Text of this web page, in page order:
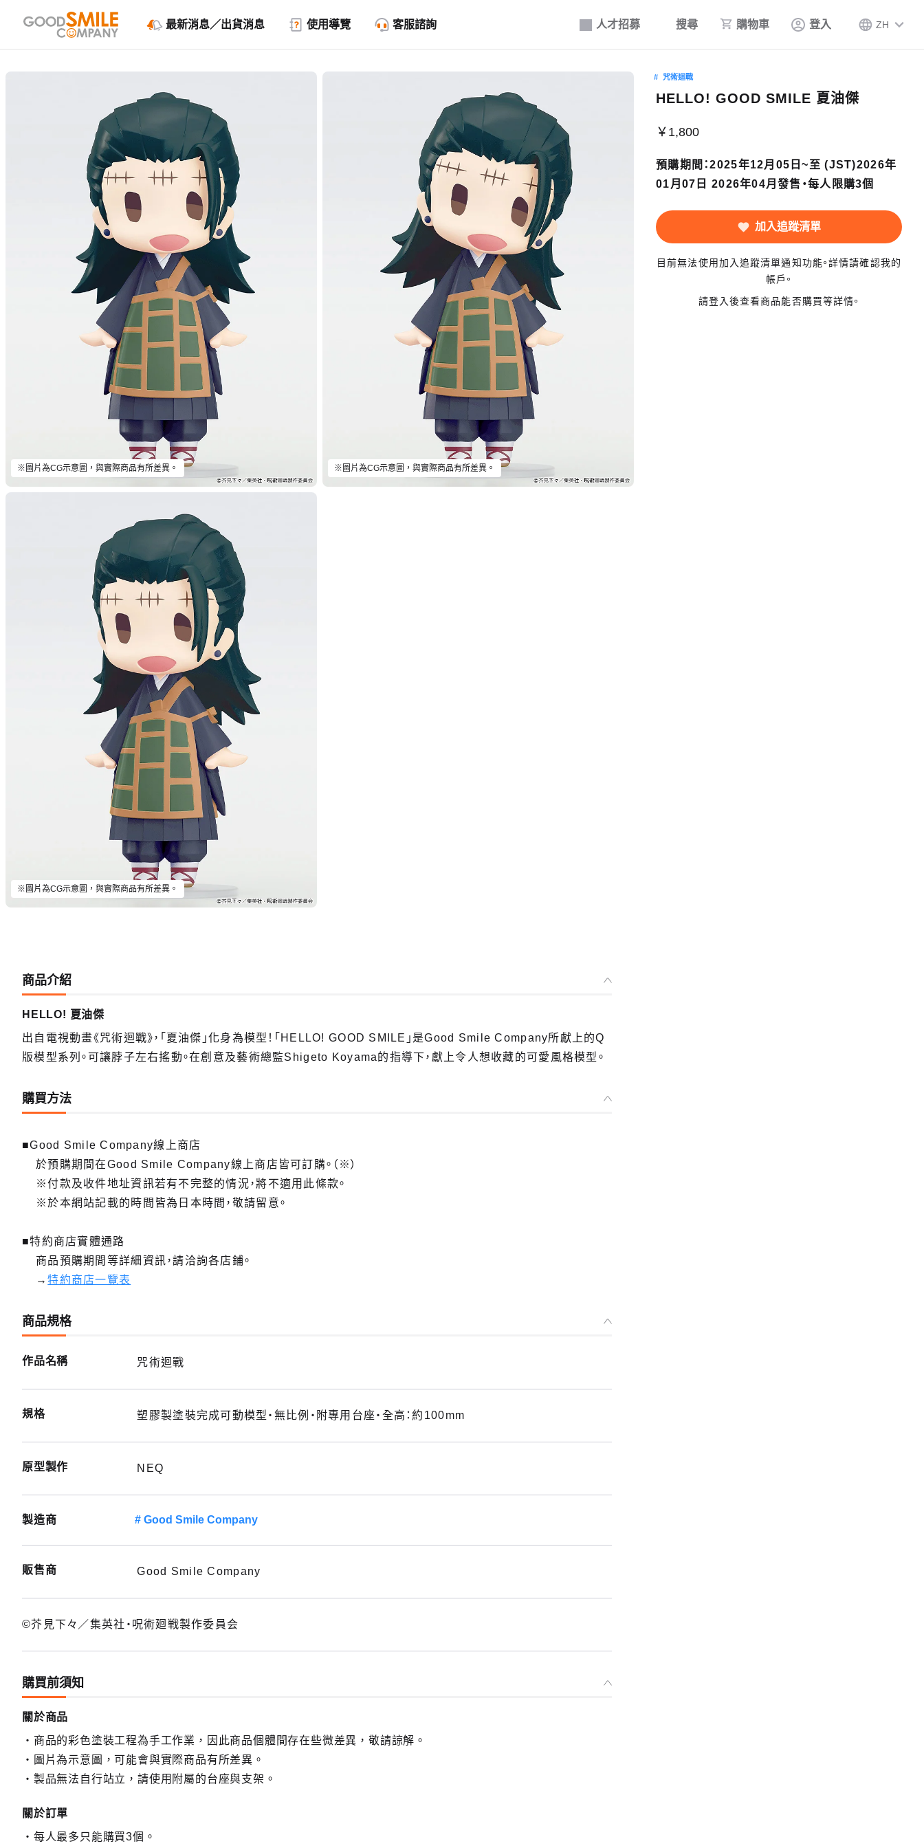
人才招募 搜尋 購物車 登入 ZH
最新消息／出貨消息 使用導覽 客服諮詢
※圖片為CG示意圖，與實際商品有所差異。 ※圖片為CG示意圖，與實際商品有所差異。
※圖片為CG示意圖，與實際商品有所差異。
咒術迴戰
HELLO! GOOD SMILE 夏油傑
￥1,800
預購期間：2025年12月05日~至 (JST)2026年
01月07日 2026年04月發售・每人限購3個
加入追蹤清單
目前無法使用加入追蹤清單通知功能。詳情請確認我的
帳戶。
請登入後查看商品能否購買等詳情。
商品介紹
HELLO! 夏油傑
出自電視動畫《咒術迴戰》，「夏油傑」化身為模型！「HELLO! GOOD SMILE」是Good Smile Company所獻上的Q
版模型系列。可讓脖子左右搖動。在創意及藝術總監Shigeto Koyama的指導下，獻上令人想收藏的可愛風格模型。
購買方法
■Good Smile Company線上商店
於預購期間在Good Smile Company線上商店皆可訂購。（※）
※付款及收件地址資訊若有不完整的情況，將不適用此條款。
※於本網站記載的時間皆為日本時間，敬請留意。
■特約商店實體通路
商品預購期間等詳細資訊，請洽詢各店鋪。
→特約商店一覽表
商品規格
作品名稱 咒術迴戰
規格 塑膠製塗裝完成可動模型・無比例・附專用台座・全高：約100mm
原型製作 NEQ
製造商 Good Smile Company
販售商 Good Smile Company
©芥見下々／集英社・呪術廻戦製作委員会
購買前須知
關於商品
商品的彩色塗裝工程為手工作業，因此商品個體間存在些微差異，敬請諒解。
圖片為示意圖，可能會與實際商品有所差異。
製品無法自行站立，請使用附屬的台座與支架。
關於訂單
每人最多只能購買3個。